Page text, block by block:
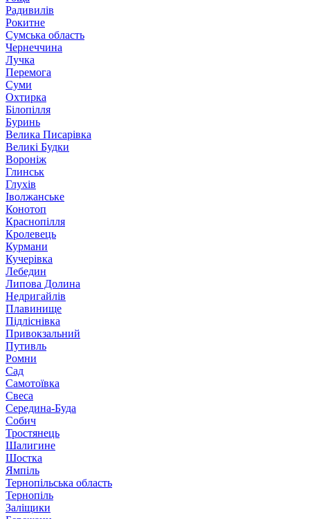
Радивилів
Рокитне
Сумська область
Чернеччина
Лучка
Перемога
Суми
Охтирка
Білопілля
Буринь
Велика Писарівка
Великі Будки
Вороніж
Глинськ
Глухів
Іволжанське
Конотоп
Краснопілля
Кролевець
Курмани
Кучерівка
Лебедин
Липова Долина
Недригайлів
Плавинище
Підліснівка
Привокзальний
Путивль
Ромни
Сад
Самотоївка
Свеса
Середина-Буда
Собич
Тростянець
Шалигине
Шостка
Ямпіль
Тернопільська область
Тернопіль
Заліщики